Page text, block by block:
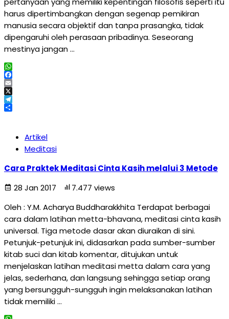
harus dipertimbangkan dengan segenap pemikiran
manusia secara objektif dan tanpa prasangka, tidak
dipengaruhi oleh perasaan pribadinya. Seseorang
mestinya jangan …
WhatsApp
Facebook
Email
X
Telegram
Artikel
Meditasi
Cara Praktek Meditasi Cinta Kasih melalui 3 Metode
28 Jan 2017
7.477 views
Oleh : Y.M. Acharya Buddharakkhita Terdapat berbagai
cara dalam latihan metta-bhavana, meditasi cinta kasih
universal. Tiga metode dasar akan diuraikan di sini.
Petunjuk-petunjuk ini, didasarkan pada sumber-sumber
kitab suci dan kitab komentar, ditujukan untuk
menjelaskan latihan meditasi metta dalam cara yang
jelas, sederhana, dan langsung sehingga setiap orang
yang bersungguh-sungguh ingin melaksanakan latihan
tidak memiliki …